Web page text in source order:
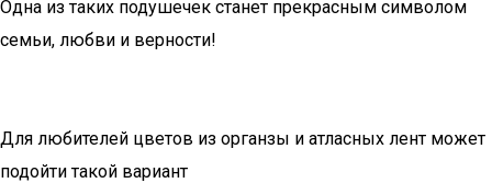
Одна из таких подушечек станет прекрасным символом
семьи, любви и верности!
Для любителей цветов из органзы и атласных лент может
подойти такой вариант